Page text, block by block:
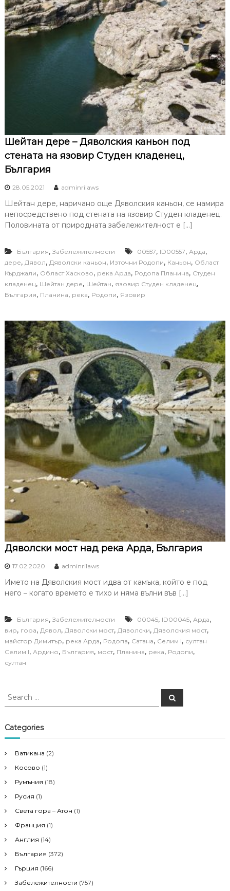
Шейтан дере – Дяволския каньон под
стената на язовир Студен кладенец,
България
28.05.2021 adminrilaws
Шейтан дере, наричано още Дяволския каньон, се намира
непосредствено под стената на язовир Студен кладенец.
Половината от природната забележителност е […]
България, Забележителности 00557, ID00557, Арда,
дере, Дявол, Дяволски каньон, Източни Родопи, Каньон, Област
Кърджали, Област Хасково, река Арда, Родопа Планина, Студен
кладенец, Шейтан дере, Шейтан, язовир Студен кладенец,
България, Планина, река, Родопи, Язовир
Дяволски мост над река Арда, България
17.02.2020 adminrilaws
Името на Дяволския мост идва от камъка, който е под
него – когато времето е тихо и няма вълни във […]
България, Забележителности 00045, ID00045, Арда,
вир, гора, Дявол, Дяволски мост, Дяволски, Дяволския мост,
майстор Димитър, река Арда, Родопа, Сатана, Селим I, султан
Селим I, Ардино, България, мост, Планина, река, Родопи,
султан
S
r
c
f
o
r
S
e
Categories
Ватикана (2)
Косово (1)
Румъния (18)
Русия (1)
Света гора – Атон (1)
Франция (1)
Англия (14)
България (372)
Гърция (166)
Забележителности (757)